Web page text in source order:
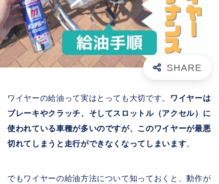
ワイヤーの給油って実はとっても大切です。
ワイヤーは
ブレーキやクラッチ、そしてスロットル（アクセル）に
使われている車種が多いのですが、このワイヤーが最悪
切れてしまうと走行ができなくなってしまいます
でもワイヤーの給油方法について知っておくと、動作が